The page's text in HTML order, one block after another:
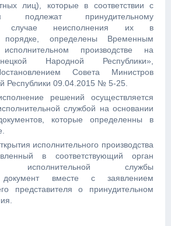
лиц), которые в соответствии с
подлежат принудительному
случае неисполнения их в
порядке, определены Временным
производстве на
Народной Республики»,
Совета Министров
Республики 09.04.2015 № 5-25.
решений осуществляется
службой на основании
которые определенны в
исполнительного производства
в соответствующий орган
исполнительной службы
документ вместе с заявлением
представителя о принудительном